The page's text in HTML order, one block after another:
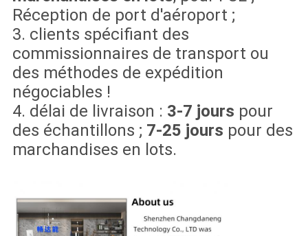
Réception de port d'aéroport ;
3. clients spécifiant des
commissionnaires de transport ou
des méthodes de expédition
négociables !
4. délai de livraison : 3-7 jours pour
des échantillons ; 7-25 jours pour des
marchandises en lots.